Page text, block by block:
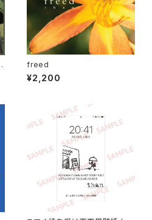
freed
¥2,200